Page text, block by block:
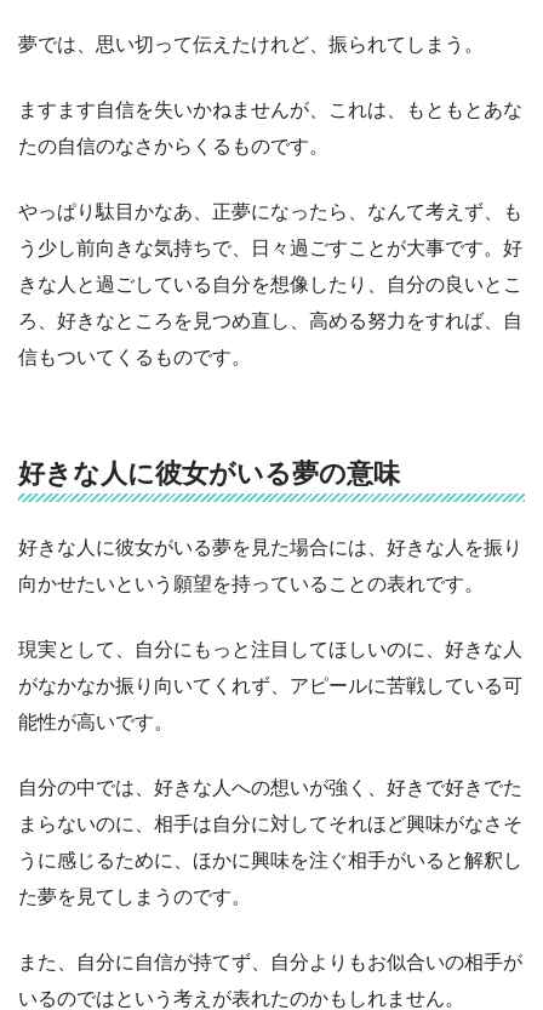
夢では、思い切って伝えたけれど、振られてしまう。
ますます自信を失いかねませんが、これは、もともとあな
たの自信のなさからくるものです。
やっぱり駄目かなあ、正夢になったら、なんて考えず、も
う少し前向きな気持ちで、日々過ごすことが大事です。好
きな人と過ごしている自分を想像したり、自分の良いとこ
ろ、好きなところを見つめ直し、高める努力をすれば、自
信もついてくるものです。
好きな人に彼女がいる夢の意味
好きな人に彼女がいる夢を見た場合には、好きな人を振り
向かせたいという願望を持っていることの表れです。
現実として、自分にもっと注目してほしいのに、好きな人
がなかなか振り向いてくれず、アピールに苦戦している可
能性が高いです。
自分の中では、好きな人への想いが強く、好きで好きでた
まらないのに、相手は自分に対してそれほど興味がなさそ
うに感じるために、ほかに興味を注ぐ相手がいると解釈し
た夢を見てしまうのです。
また、自分に自信が持てず、自分よりもお似合いの相手が
いるのではという考えが表れたのかもしれません。